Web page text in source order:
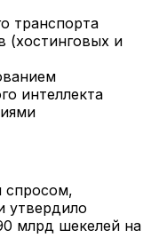
транспорта
(хостинговых и
интеллекта
спросом,
утвердило
млрд шекелей на